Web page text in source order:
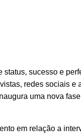
sucesso e
redes sociais e
uma nova
em relação a